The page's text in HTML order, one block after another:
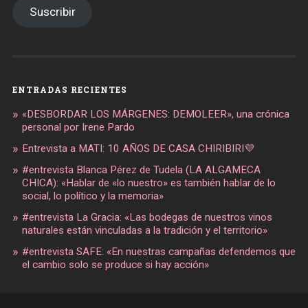
Suscribir
ENTRADAS RECIENTES
«DESBORDAR LOS MÁRGENES: DEMOLEER», una crónica
personal por Irene Pardo
Entrevista a MATI: 10 AÑOS DE CASA CHIRIBIRI💜
#entrevista Blanca Pérez de Tudela (LA ALGAMECA
CHICA): «Hablar de «lo nuestro» es también hablar de lo
social, lo político y la memoria»
#entrevista La Gracia: «Las bodegas de nuestros vinos
naturales están vinculadas a la tradición y el territorio»
#entrevista SAFE: «En nuestras campañas defendemos que
el cambio solo se produce si hay acción»